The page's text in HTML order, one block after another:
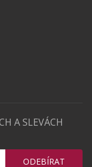
A SLEVÁCH
ODEBÍRAT